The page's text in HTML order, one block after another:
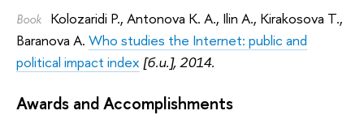
Book Kolozaridi P.,Antonova K. A., Ilin A., Kirakosova T.,
Baranova A. Who studies the Internet: public and
political impact index [б.и.], 2014.
Awards and Accomplishments